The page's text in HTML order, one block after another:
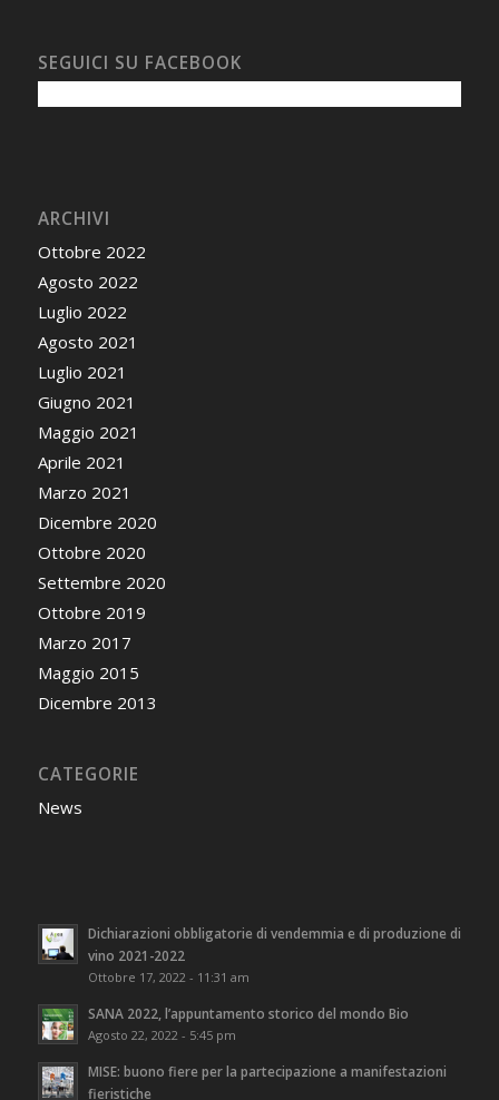
SEGUICI SU FACEBOOK
ARCHIVI
Ottobre 2022
Agosto 2022
Luglio 2022
Agosto 2021
Luglio 2021
Giugno 2021
Maggio 2021
Aprile 2021
Marzo 2021
Dicembre 2020
Ottobre 2020
Settembre 2020
Ottobre 2019
Marzo 2017
Maggio 2015
Dicembre 2013
CATEGORIE
News
Dichiarazioni obbligatorie di vendemmia e di produzione di
vino 2021-2022
Ottobre 17, 2022 - 11:31 am
SANA 2022, l’appuntamento storico del mondo Bio
Agosto 22, 2022 - 5:45 pm
MISE: buono fiere per la partecipazione a manifestazioni
fieristiche